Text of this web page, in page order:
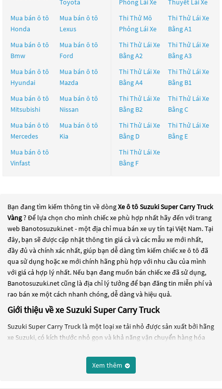
Toyota
Mua bán ô tô
Honda
Mua bán ô tô
Lexus
Mua bán ô tô
Bmw
Mua bán ô tô
Ford
Mua bán ô tô
Hyundai
Mua bán ô tô
Mazda
Mua bán ô tô
Mitsubishi
Mua bán ô tô
Nissan
Mua bán ô tô
Mercedes
Mua bán ô tô
Kia
Mua bán ô tô
Vinfast
Phỏng Lái Xe
Thuyết Lái Xe
Thi Thử Mô
Phỏng Lái Xe
Thi Thử Lái Xe
Bằng A1
Thi Thử Lái Xe
Bằng A2
Thi Thử Lái Xe
Bằng A3
Thi Thử Lái Xe
Bằng A4
Thi Thử Lái Xe
Bằng B1
Thi Thử Lái Xe
Bằng B2
Thi Thử Lái Xe
Bằng C
Thi Thử Lái Xe
Bằng D
Thi Thử Lái Xe
Bằng E
Thi Thử Lái Xe
Bằng F
Bạn đang tìm kiếm thông tin về dòngXe ô tô Suzuki Super Carry Truck
Vàng? Để lựa chọn cho mình chiếc xe phù hợp nhất hãy đến với trang
web Banotosuzuki.net - một địa chỉ mua bán xe uy tín tại Việt Nam. Tại
đây, bạn sẽ được cập nhật thông tin giá cả và các mẫu xe mới nhất,
đầy đủ và chính xác nhất, giúp bạn dễ dàng tìm kiếm chiếc xe ô tô đã
qua sử dụng hoặc xe mới chính hãng phù hợp với nhu cầu của mình
với giá cả hợp lý nhất. Nếu bạn đang muốn bán chiếc xe đã sử dụng,
Banotosuzuki.net cũng là địa chỉ lý tưởng để bạn đăng tin miễn phí và
rao bán xe một cách nhanh chóng, dễ dàng và hiệu quả.
Giới thiệu về xe Suzuki Super Carry Truck
Suzuki Super Carry Truck là một loại xe tải nhỏ được sản xuất bởi hãng
xe Suzuki, có kích thước nhỏ gọn và khả năng vận chuyển hàng hóa
Xe Suzuki Super Carry Truck được trang bị động cơ xăng 4 xi-lanh 1.5L
Xem thêm